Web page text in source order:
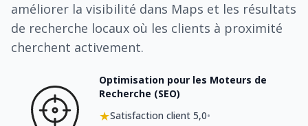
améliorer la visibilité dans Maps et les résultats
de recherche locaux où les clients à proximité
cherchent activement.
Optimisation pour les Moteurs de
Recherche (SEO)
★Satisfaction client 5,0•